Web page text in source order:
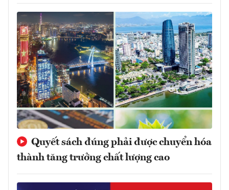
Quyết sách đúng phải được chuyển hóa
thành tăng trưởng chất lượng cao